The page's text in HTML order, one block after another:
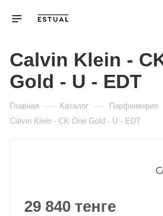
Calvin Klein -
Gold - U - EDT
Главная — Каталог — Парфюмерия
Calvin Klein - CK One Gold - U - EDT
29 840 тенге